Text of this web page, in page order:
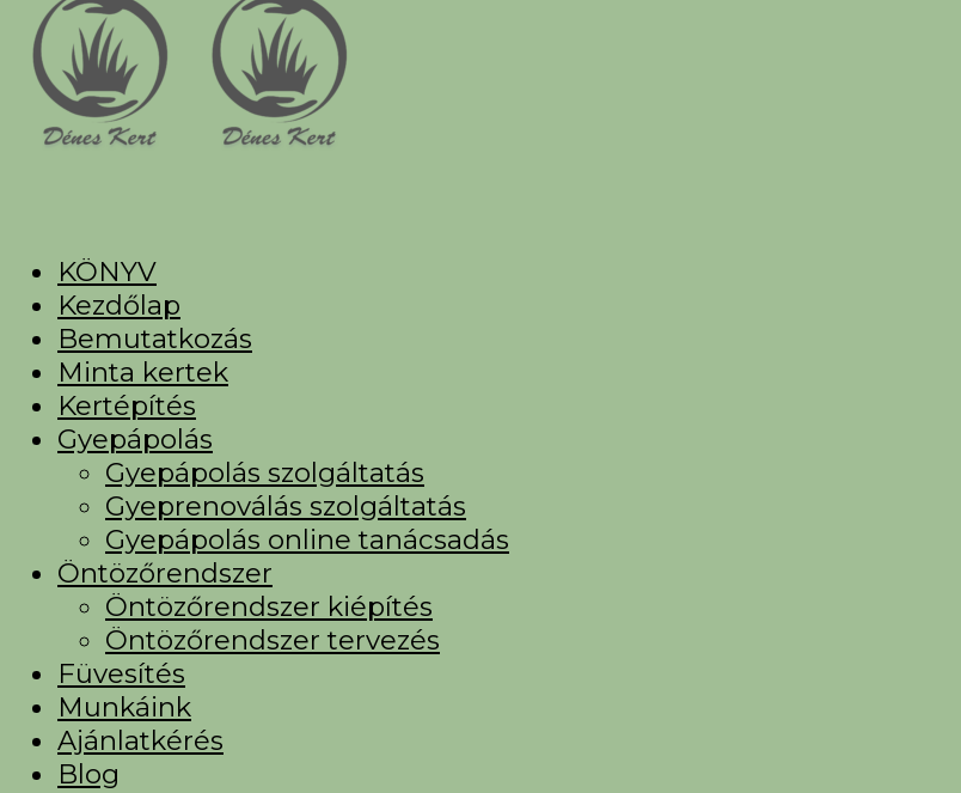
KÖNYV
Kezdőlap
Bemutatkozás
Minta kertek
Kertépítés
Gyepápolás
Gyepápolás szolgáltatás
Gyeprenoválás szolgáltatás
Gyepápolás online tanácsadás
Öntözőrendszer
Öntözőrendszer kiépítés
Öntözőrendszer tervezés
Füvesítés
Munkáink
Ajánlatkérés
Blog